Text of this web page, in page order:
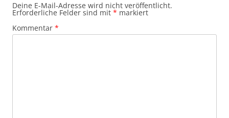
Deine E-Mail-Adresse wird nicht veröffentlicht.
Erforderliche Felder sind mit * markiert
Kommentar *